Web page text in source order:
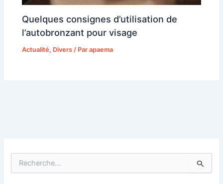
Quelques consignes d’utilisation de
l’autobronzant pour visage
Actualité, Divers / Parapaema